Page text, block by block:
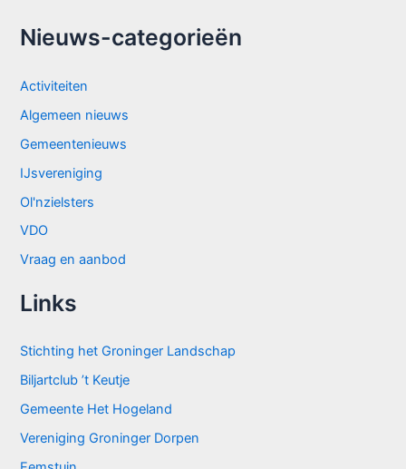
Nieuws-categorieën
Activiteiten
Algemeen nieuws
Gemeentenieuws
IJsvereniging
Ol'nzielsters
VDO
Vraag en aanbod
Links
Stichting het Groninger Landschap
Biljartclub ’t Keutje
Gemeente Het Hogeland
Vereniging Groninger Dorpen